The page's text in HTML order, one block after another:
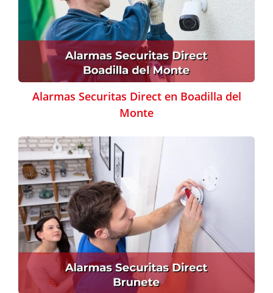
Alarmas Securitas Direct en Boadilla del
Monte